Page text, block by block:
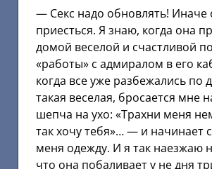
— Секс надо обновлять! Иначе
приесться. Я знаю, когда она
домой веселой и счастливой
«работы» с адмиралом в его
когда все уже разбежались по
такая веселая, бросается мне
шепча на ухо: «Трахни меня
так хочу тебя»… — и начинает
меня одежду. И я так наезжаю
что она побаливает у не дня